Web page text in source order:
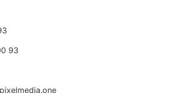
93